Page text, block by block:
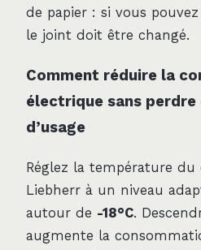
de papier : si vous
le joint doit être changé.
Comment réduire la
électrique sans
d’usage
Réglez la température
Liebherr à un niveau
autour de -18°C.
augmente la